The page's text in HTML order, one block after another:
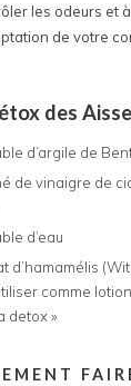
les odeurs et
de votre
des
d’argile de
de vinaigre de
d’eau
d’hamamélis
comme
detox »